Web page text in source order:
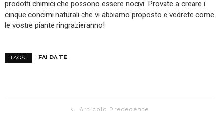
prodotti chimici che possono essere nocivi. Provate a creare i
cinque concimi naturali che vi abbiamo proposto e vedrete come
le vostre piante ringrazieranno!
TAGS : FAI DA TE
Articolo Precedente